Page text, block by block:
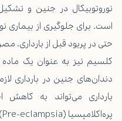
نوروتوبیکال در جنین و
است. برای جلوگیری از بیماری
حتی در پریود قبل از بارداری،
کلسیم نیز به عنوان یک
دندان‌های جنین در بارداری
بارداری می‌تواند به کاهش
پره‌اکلامپسیا (Pre-eclampsia) کمک کند.